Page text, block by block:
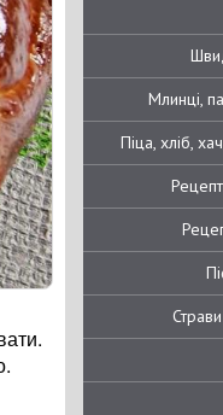
Млинці,
Піца, хліб,